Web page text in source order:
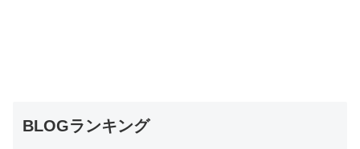
BLOGランキング